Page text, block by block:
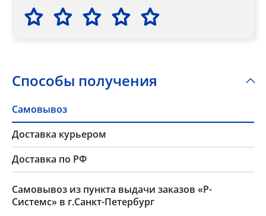
Способы получения
Самовывоз
Доставка курьером
Доставка по РФ
Самовывоз из пункта выдачи заказов «Р-
Системс» в г.Санкт-Петербург